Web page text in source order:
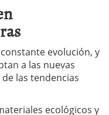
evolución, y
a las nuevas
las tendencias
ecológicos y